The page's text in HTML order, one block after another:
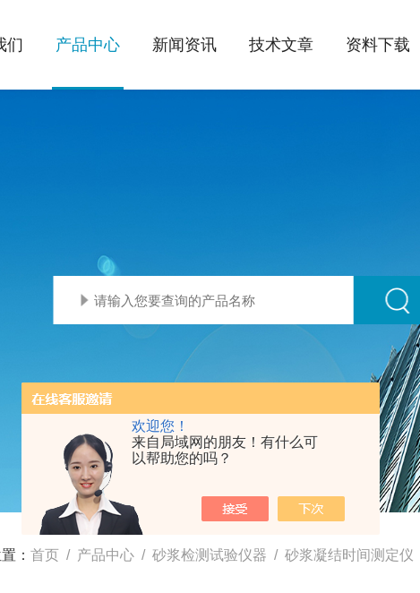
欢迎您！
来自局域网的朋友！有什么可
以帮助您的吗？
们 产品中心 新闻资讯 技术文章 资料下载
： 首页 / 产品中心 / 砂浆检测试验仪器 / 砂浆凝结时间测定仪